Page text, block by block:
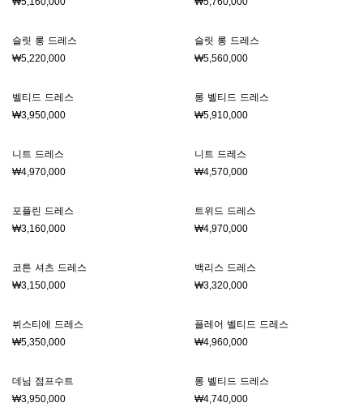
슬릿 롱 드레스
₩5,220,000
슬릿 롱 드레스
₩5,560,000
벨티드 드레스
₩3,950,000
롱 벨티드 드레스
₩5,910,000
니트 드레스
₩4,970,000
니트 드레스
₩4,570,000
포플린 드레스
₩3,160,000
트위드 드레스
₩4,970,000
코튼 셔츠 드레스
₩3,150,000
백리스 드레스
₩3,320,000
뷔스티에 드레스
₩5,350,000
플레어 벨티드 드레스
₩4,960,000
데님 점프수트
₩3,950,000
롱 벨티드 드레스
₩4,740,000